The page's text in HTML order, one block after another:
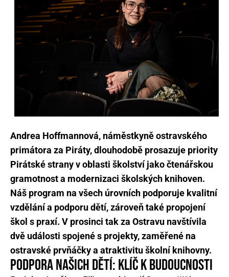
Andrea Hoffmannová, náměstkyně ostravského
primátora za Piráty, dlouhodobě prosazuje priority
Pirátské strany v oblasti školství jako čtenářskou
gramotnost a modernizaci školských knihoven.
Náš program na všech úrovních podporuje kvalitní
vzdělání a podporu dětí, zároveň také propojení
škol s praxí. V prosinci tak za Ostravu navštívila
dvě události spojené s projekty, zaměřené na
ostravské prvňáčky a atraktivitu školní knihovny.
PODPORA NAŠICH DĚTÍ: KLÍČ K BUDOUCNOSTI